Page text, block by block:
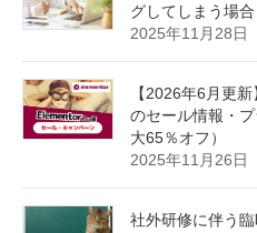
グしてしまう場合
2025年11月28日
【2026年6月更
のセール情報・
大65％オフ）
2025年11月26日
社外研修に伴う